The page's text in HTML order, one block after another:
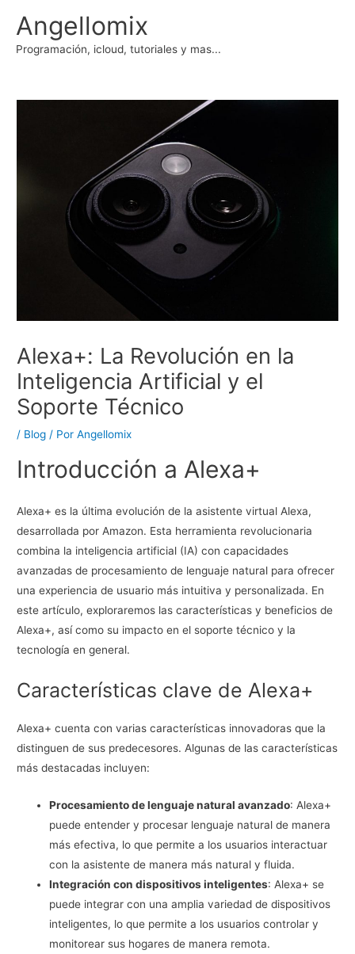
contenido
Angellomix
Programación, icloud, tutoriales y mas...
Alexa+: La Revolución en la
Inteligencia Artificial y el
Soporte Técnico
/ Blog / PorAngellomix
Introducción a Alexa+
Alexa+ es la última evolución de la asistente virtual Alexa,
desarrollada por Amazon. Esta herramienta revolucionaria
combina la inteligencia artificial (IA) con capacidades
avanzadas de procesamiento de lenguaje natural para ofrecer
una experiencia de usuario más intuitiva y personalizada. En
este artículo, exploraremos las características y beneficios de
Alexa+, así como su impacto en el soporte técnico y la
tecnología en general.
Características clave de Alexa+
Alexa+ cuenta con varias características innovadoras que la
distinguen de sus predecesores. Algunas de las características
más destacadas incluyen:
Procesamiento de lenguaje natural avanzado: Alexa+
puede entender y procesar lenguaje natural de manera
más efectiva, lo que permite a los usuarios interactuar
con la asistente de manera más natural y fluida.
Integración con dispositivos inteligentes: Alexa+ se
puede integrar con una amplia variedad de dispositivos
inteligentes, lo que permite a los usuarios controlar y
monitorear sus hogares de manera remota.